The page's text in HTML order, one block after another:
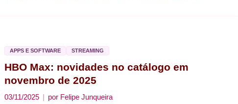
APPS E SOFTWARE STREAMING
HBO Max: novidades no catálogo em
novembro de 2025
03/11/2025 por Felipe Junqueira